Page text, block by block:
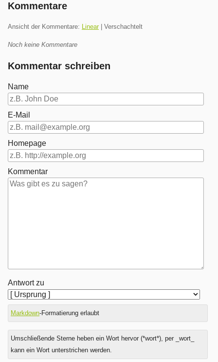
Kommentare
Ansicht der Kommentare: Linear| Verschachtelt
Noch keine Kommentare
Kommentar schreiben
Name
E-Mail
Homepage
Kommentar
Antwort zu
Markdown-Formatierung erlaubt
Umschließende Sterne heben ein Wort hervor (*wort*), per _wort_
kann ein Wort unterstrichen werden.